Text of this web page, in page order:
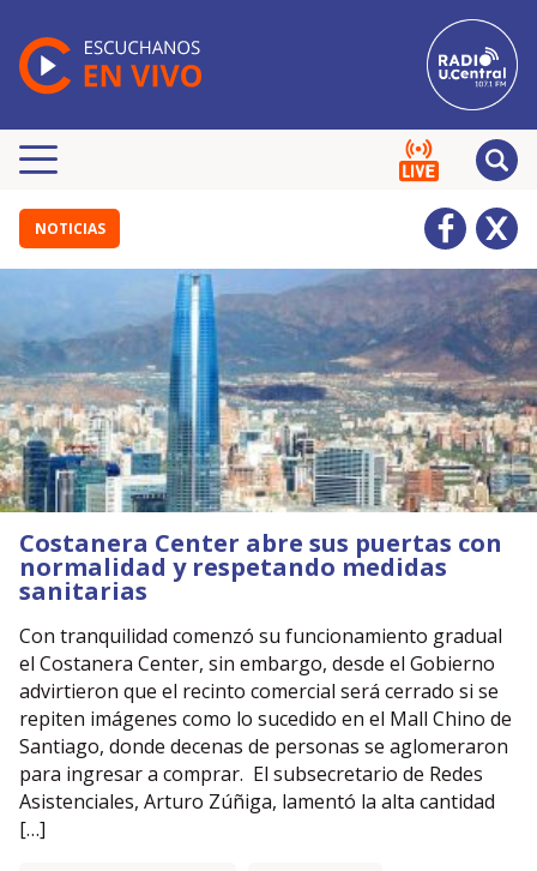
NOTICIAS
Costanera Center abre sus puertas con
normalidad y respetando medidas
sanitarias
Con tranquilidad comenzó su funcionamiento gradual
el Costanera Center, sin embargo, desde el Gobierno
advirtieron que el recinto comercial será cerrado si se
repiten imágenes como lo sucedido en el Mall Chino de
Santiago, donde decenas de personas se aglomeraron
para ingresar a comprar. El subsecretario de Redes
Asistenciales, Arturo Zúñiga, lamentó la alta cantidad
[…]